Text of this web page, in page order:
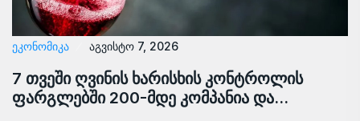
ᲔᲙᲝᲜᲝᲛᲘᲙᲐ აგვისტო 7, 2026
7 თვეში ღვინის ხარისხის კონტროლის
ფარგლებში 200-მდე კომპანია და…